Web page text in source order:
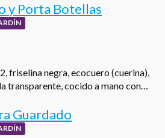
y Porta Botellas
friselina negra, ecocuero (cuerina),
transparente, cocido a mano con…
Guardado